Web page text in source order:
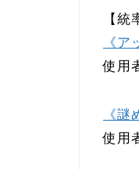
【統
《
使用
《
使用